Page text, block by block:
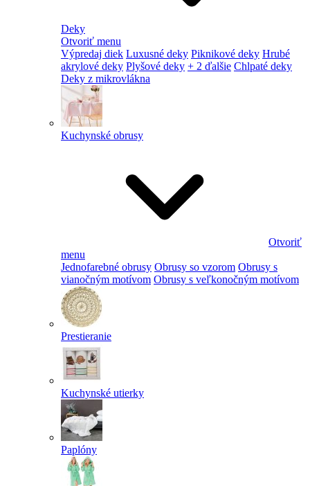
Deky
Otvoriť menu
Výpredaj diek Luxusné deky Piknikové deky Hrubé
akrylové deky Plyšové deky + 2 ďalšie Chlpaté deky
Deky z mikrovlákna
Kuchynské obrusy
Otvoriť
menu
Jednofarebné obrusy Obrusy so vzorom Obrusy s
vianočným motívom Obrusy s veľkonočným motívom
Prestieranie
Kuchynské utierky
Paplóny